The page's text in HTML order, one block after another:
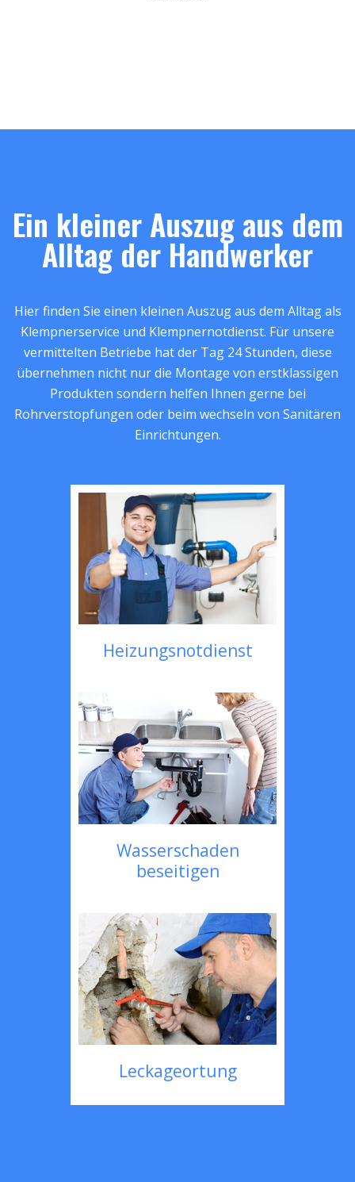
Ein kleiner Auszug aus dem
Alltag der Handwerker
Hier finden Sie einen kleinen Auszug aus dem Alltag als
Klempnerservice und Klempnernotdienst. Für unsere
vermittelten Betriebe hat der Tag 24 Stunden, diese
übernehmen nicht nur die Montage von erstklassigen
Produkten sondern helfen Ihnen gerne bei
Rohrverstopfungen oder beim wechseln von Sanitären
Einrichtungen.
Heizungsnotdienst
Wasserschaden
beseitigen
Leckageortung